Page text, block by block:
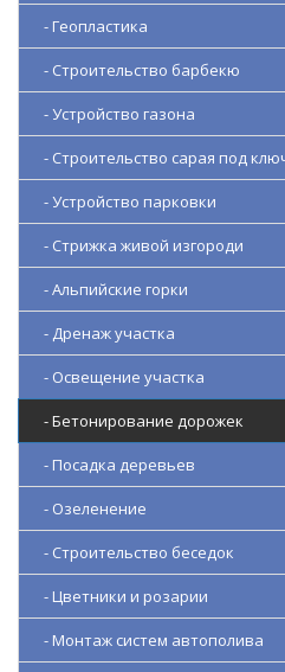
- Геопластика
- Строительство барбекю
- Устройство газона
- Строительство сарая под
- Устройство парковки
- Стрижка живой изгороди
- Альпийские горки
- Дренаж участка
- Освещение участка
- Бетонирование дорожек
- Посадка деревьев
- Озеленение
- Строительство беседок
- Цветники и розарии
- Монтаж систем автополива